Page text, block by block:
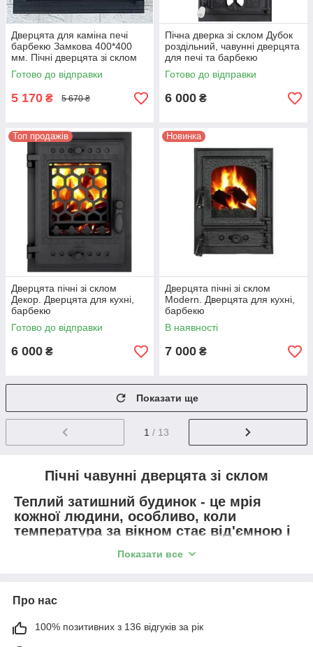
Дверцята для каміна печі
барбекю Замкова 400*400
мм. Пічні дверцята зі склом
Готово до відправки
5 170 ₴ 5 670 ₴
Пічна дверка зі склом Дубок
роздільний, чавунні дверцята
для печі та барбекю
Готово до відправки
6 000 ₴
Топ продажів
Дверцята пічні зі склом
Декор. Дверцята для кухні,
барбекю
Готово до відправки
6 000 ₴
Новинка
Дверцята пічні зі склом
Modern. Дверцята для кухні,
барбекю
В наявності
7 000 ₴
Показати ще
1 / 13
Пічні чавунні дверцята зі склом
Теплий затишний будинок - це мрія
кожної людини, особливо, коли
температура за вікном стає від'ємною і
Ваша житлоплоща добре опалювалася,
що багато газифікують свої житла, печі,
які топляться дровами, все так само
популярні і в сучасному світі. Втім, це
Показати все
Про нас
100% позитивних з 136 відгуків за рік